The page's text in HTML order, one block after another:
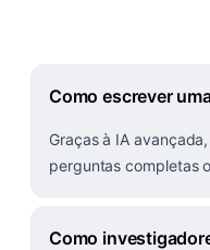
Como escrever
Graças à IA
perguntas completas
Como